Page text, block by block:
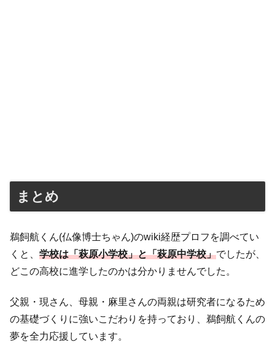
まとめ
鵜飼航くん(仏像博士ちゃん)のwiki経歴プロフを調べてい
くと、 学校は「萩原小学校」と「萩原中学校」でしたが、
どこの高校に進学したのかは分かりませんでした。
父親・現さん、母親・麻里さんの両親は研究者になるため
の基礎づくりに強いこだわりを持っており、鵜飼航くんの
夢を全力応援しています。